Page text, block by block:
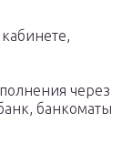
через
банкоматы